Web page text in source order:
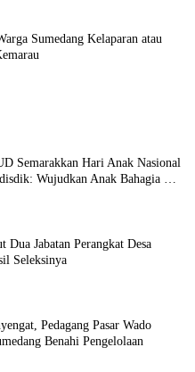
Sumedang Kelaparan atau
Semarakkan Hari Anak Nasional
Wujudkan Anak Bahagia dan
Dua Jabatan Perangkat Desa
Seleksinya
Pedagang Pasar Wado
Benahi Pengelolaan